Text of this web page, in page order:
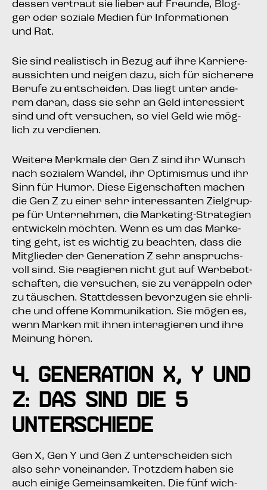
des­sen ver­traut sie lie­ber auf Freun­de, Blog­
ger oder sozia­le Medi­en für Infor­ma­tio­nen
und Rat.
Sie sind rea­lis­tisch in Bezug auf ihre Kar­rie­re­
aus­sich­ten und nei­gen dazu, sich für siche­re­re
Beru­fe zu ent­schei­den. Das liegt unter ande­
rem dar­an, dass sie sehr an Geld inter­es­siert
sind und oft ver­su­chen, so viel Geld wie mög­
lich zu verdienen.
Wei­te­re Merk­ma­le der Gen Z sind ihr Wunsch
nach sozia­lem Wan­del, ihr Opti­mis­mus und ihr
Sinn für Humor. Die­se Eigen­schaf­ten machen
die Gen Z zu einer sehr inter­es­san­ten Ziel­grup­
pe für Unter­neh­men, die Mar­ke­ting-Stra­te­gien
ent­wi­ckeln möch­ten. Wenn es um das Mar­ke­
ting geht, ist es wich­tig zu beach­ten, dass die
Mit­glie­der der Gene­ra­ti­on Z sehr anspruchs­
voll sind. Sie reagie­ren nicht gut auf Wer­be­bot­
schaf­ten, die ver­su­chen, sie zu ver­äp­peln oder
zu täu­schen. Statt­des­sen bevor­zu­gen sie ehr­li­
che und offe­ne Kom­mu­ni­ka­ti­on. Sie mögen es,
wenn Mar­ken mit ihnen inter­agie­ren und ihre
Mei­nung hören.
4. Gene­ra­ti­on X, Y und
Z: Das sind die 5
Unterschiede
Gen X, Gen Y und Gen Z unter­schei­den sich
also sehr von­ein­an­der. Trotz­dem haben sie
auch eini­ge Gemein­sam­kei­ten. Die fünf wich­